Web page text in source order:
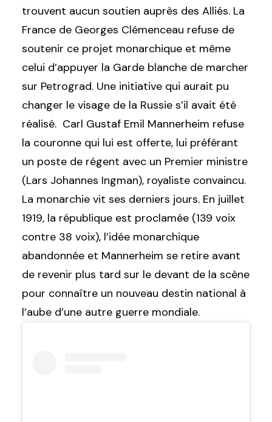
trouvent aucun soutien auprès des Alliés. La
France de Georges Clémenceau refuse de
soutenir ce projet monarchique et même
celui d’appuyer la Garde blanche de marcher
sur Petrograd. Une initiative qui aurait pu
changer le visage de la Russie s’il avait été
réalisé. Carl Gustaf Emil Mannerheim refuse
la couronne qui lui est offerte, lui préférant
un poste de régent avec un Premier ministre
(Lars Johannes Ingman), royaliste convaincu.
La monarchie vit ses derniers jours. En juillet
1919, la république est proclamée (139 voix
contre 38 voix), l’idée monarchique
abandonnée et Mannerheim se retire avant
de revenir plus tard sur le devant de la scène
pour connaître un nouveau destin national à
l’aube d’une autre guerre mondiale.